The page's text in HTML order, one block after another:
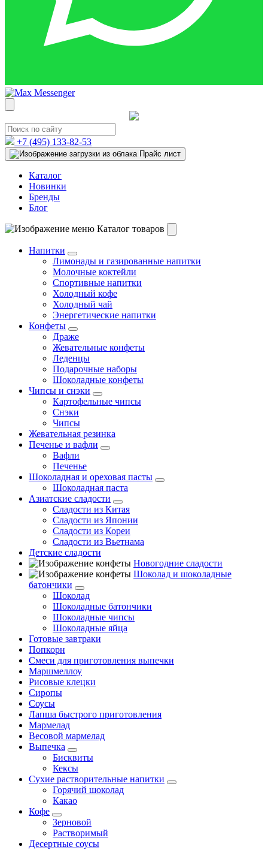
+7 (495) 133-82-53
Прайс лист
Каталог
Новинки
Бренды
Блог
Каталог товаров
Напитки
Лимонады и газированные напитки
Молочные коктейли
Спортивные напитки
Холодный кофе
Холодный чай
Энергетические напитки
Конфеты
Драже
Жевательные конфеты
Леденцы
Подарочные наборы
Шоколадные конфеты
Чипсы и снэки
Картофельные чипсы
Снэки
Чипсы
Жевательная резинка
Печенье и вафли
Вафли
Печенье
Шоколадная и ореховая пасты
Шоколадная паста
Азиатские сладости
Сладости из Китая
Сладости из Японии
Сладости из Кореи
Сладости из Вьетнама
Детские сладости
Новогодние сладости
Шоколад и шоколадные
батончики
Шоколад
Шоколадные батончики
Шоколадные чипсы
Шоколадные яйца
Готовые завтраки
Попкорн
Смеси для приготовления выпечки
Маршмеллоу
Рисовые клецки
Сиропы
Соусы
Лапша быстрого приготовления
Мармелад
Весовой мармелад
Выпечка
Бисквиты
Кексы
Сухие растворительные напитки
Горячий шоколад
Какао
Кофе
Зерновой
Растворимый
Десертные соусы